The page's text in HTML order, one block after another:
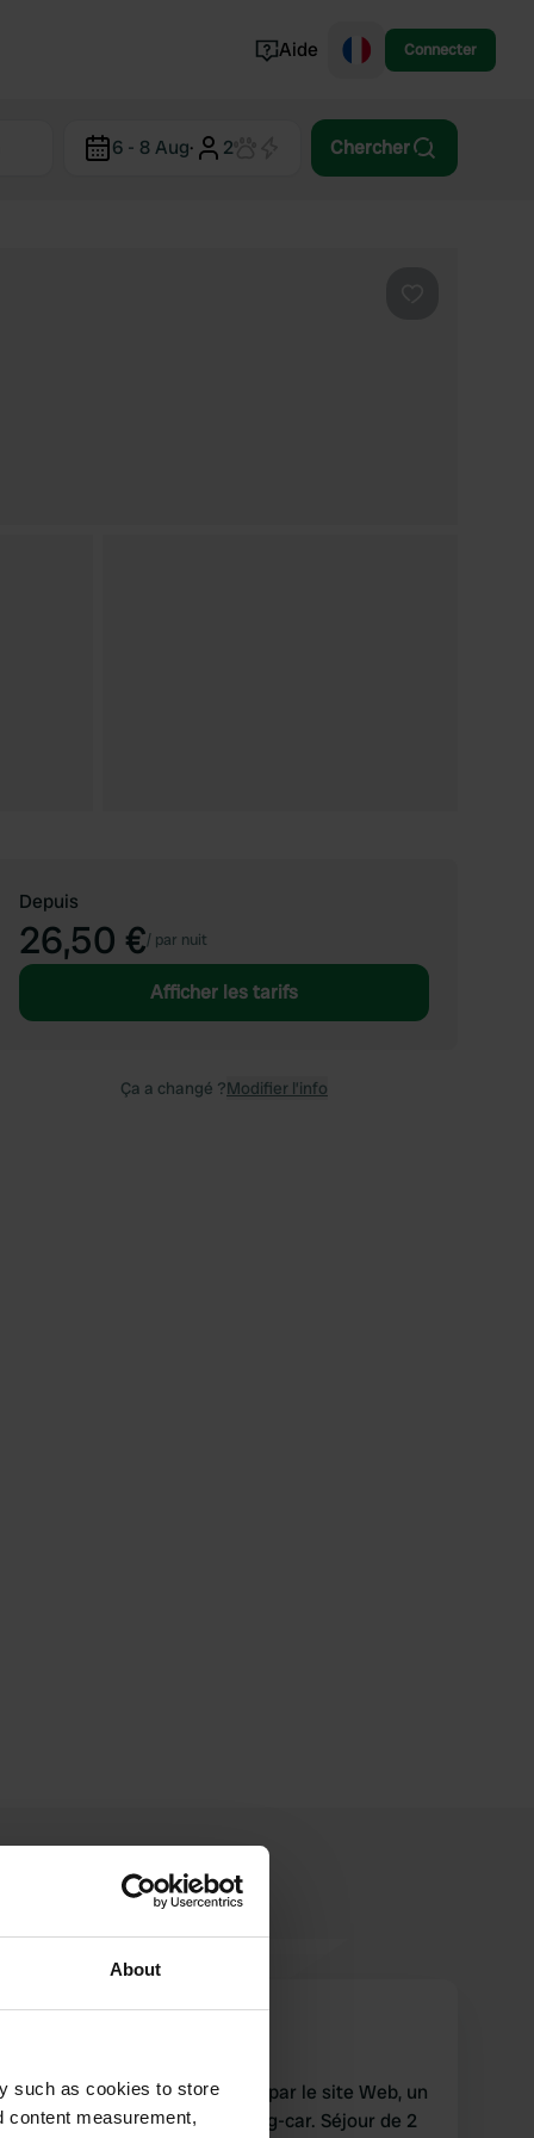
About
such as cookies to store
content measurement,
Aide Connecter
6 - 8 Aug· 2 Chercher
Depuis
26,50 €/ par nuit
Afficher les tarifs
Ça a changé ?Modifier l’info
Notre attention a été attirée par le site Web, un
sauna avec un forfait camping-car. Séjour de 2